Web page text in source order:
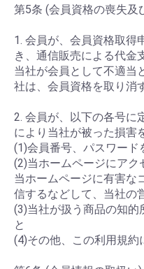
第5条 (会員資格の喪失及
1. 会員が、会員資格取得
き、通信販売による代金
当社が会員として不適当
社は、会員資格を取り消
2. 会員が、以下の各号に
により当社が被った損害
(1)会員番号、パスワード
(2)当ホームページにアク
当ホームページに有害な
信するなどして、当社の
(3)当社が扱う商品の知的
と
(4)その他、この利用規約